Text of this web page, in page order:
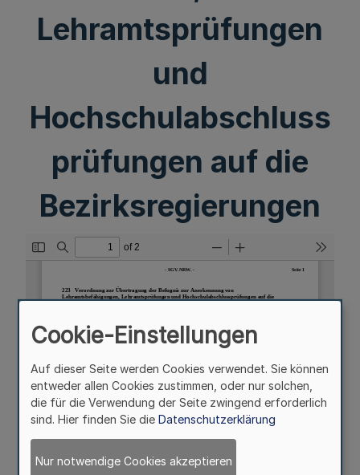
Lehramtsprüfungen
und
Hochschulabschluss
prüfungen auf die
Bezirksregierungen
Cookie-Einstellungen
Auf dieser Seite werden Cookies verwendet. Sie können
entweder allen Cookies zustimmen, oder nur solchen,
die für die Verwendung der Seite zwingend erforderlich
sind. Hier finden Sie die Datenschutzerklärung
Nur notwendige Cookies akzeptieren